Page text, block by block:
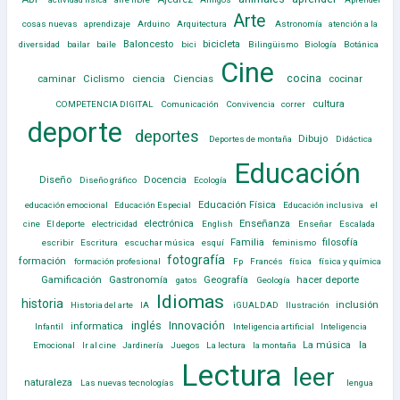
cosas nuevas aprendizaje Arduino Arquitectura Arte Astronomía atención a la
diversidad bailar baile Baloncesto bici bicicleta Bilingüismo Biología Botánica
caminar Ciclismo ciencia Ciencias Cine cocina cocinar
COMPETENCIA DIGITAL Comunicación Convivencia correr cultura
deporte deportes Deportes de montaña Dibujo Didáctica
Diseño Diseño gráfico Docencia Ecología Educación
educación emocional Educación Especial Educación Física Educación inclusiva
el
cine
El deporte electricidad electrónica English Enseñanza Enseñar
Escalada
escribir
Escritura escuchar música esquí Familia feminismo
filosofía
formación
formación profesional fotografía Fp Francés física física y química
Gamificación Gastronomía gatos Geografía Geología hacer deporte
historia Historia del arte IA Idiomas iGUALDAD Ilustración inclusión
Infantil informatica inglés Innovación Inteligencia artificial
Inteligencia
Emocional
Ir al cine Jardinería Juegos La lectura la montaña La música la
naturaleza Las nuevas tecnologías Lectura leer lengua